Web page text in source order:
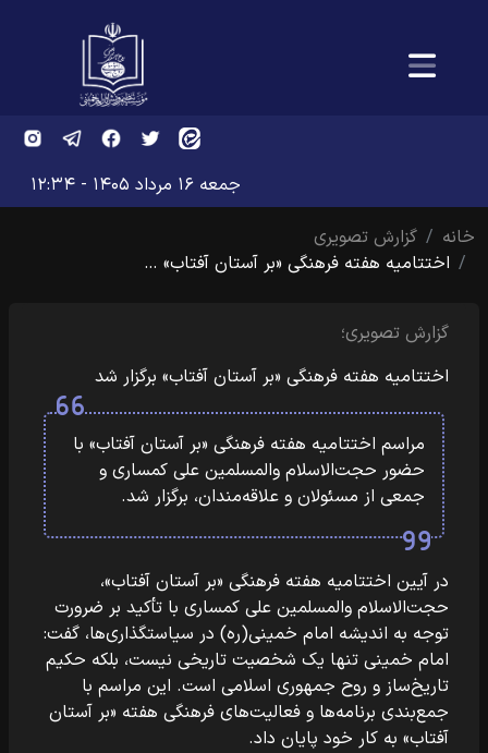
جمعه ۱۶ مرداد ۱۴۰۵ - ۱۲:۳۴
خانه
گزارش تصویری
اختتامیه هفته فرهنگی «بر آستان آفتاب» …
گزارش تصویری؛
اختتامیه هفته فرهنگی «بر آستان آفتاب» برگزار شد
مراسم اختتامیه هفته فرهنگی «بر آستان آفتاب» با
حضور حجت‌الاسلام والمسلمین علی کمساری و
جمعی از مسئولان و علاقه‌مندان، برگزار شد.
در آیین اختتامیه هفته فرهنگی «بر آستان آفتاب»،
حجت‌الاسلام والمسلمین علی کمساری با تأکید بر ضرورت
توجه به اندیشه امام خمینی(ره) در سیاستگذاری‌ها، گفت:
امام خمینی تنها یک شخصیت تاریخی نیست، بلکه حکیم
تاریخ‌ساز و روح جمهوری اسلامی است. این مراسم با
جمع‌بندی برنامه‌ها و فعالیت‌های فرهنگی هفته «بر آستان
آفتاب» به کار خود پایان داد.